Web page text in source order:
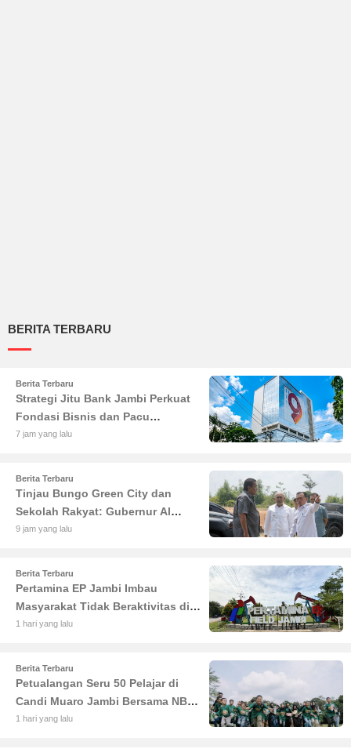
BERITA TERBARU
Berita Terbaru
Strategi Jitu Bank Jambi Perkuat
Fondasi Bisnis dan Pacu
Pertumbuhan Ekonomi Jambi
7 jam yang lalu
Berita Terbaru
Tinjau Bungo Green City dan
Sekolah Rakyat: Gubernur Al
Haris Tekankan Sinergi
9 jam yang lalu
Berita Terbaru
Pertamina EP Jambi Imbau
Masyarakat Tidak Beraktivitas di
Atas Jalur Pipa Migas Demi
1 hari yang lalu
Berita Terbaru
Petualangan Seru 50 Pelajar di
Candi Muaro Jambi Bersama NBT
Coal Group
1 hari yang lalu